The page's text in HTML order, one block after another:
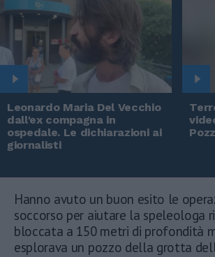
Leonardo Maria Del Vecchio
dall'ex compagna in
ospedale. Le dichiarazioni ai
giornalisti
Hanno avuto un buon esito le
soccorso per aiutare la speleologa
bloccata a 150 metri di profondità
esplorava un pozzo della grotta